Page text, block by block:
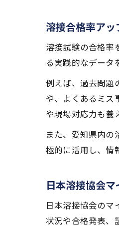
溶接合格率ア
溶接試験の合格率
る実践的なデータ
例えば、過去問題
や、よくあるミス
や現場対応力も養
また、愛知県内
極的に活用し、情
日本溶接協会
日本溶接協会のマ
状況や合格発表、